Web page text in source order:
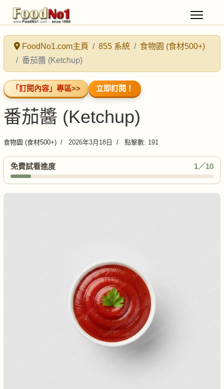
FoodNo1.com主頁 855 系統
食物園 (食材500+)
番茄醬 (Ketchup)
「訂閱內容」專區>> 立即訂閱！
番茄醬 (Ketchup)
食物園 (食材500+) 2026年3月18日 點擊數: 191
免費試看進度 1／10